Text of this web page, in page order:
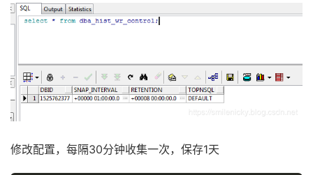
修改配置，每隔30分钟收集一次，保存1天